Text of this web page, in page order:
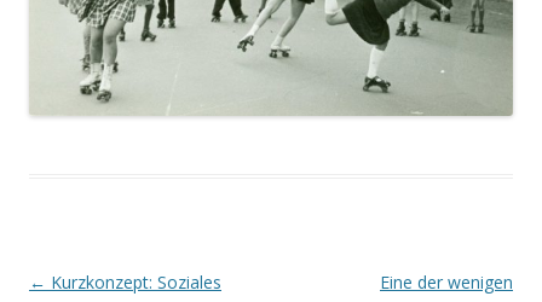
Beitrags-
← Kurzkonzept: Soziales
Eine der wenigen